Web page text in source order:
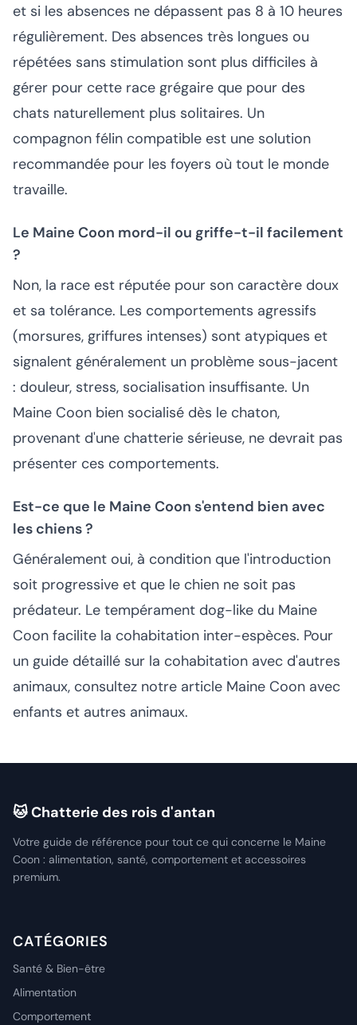
et si les absences ne dépassent pas 8 à 10 heures
régulièrement. Des absences très longues ou
répétées sans stimulation sont plus difficiles à
gérer pour cette race grégaire que pour des
chats naturellement plus solitaires. Un
compagnon félin compatible est une solution
recommandée pour les foyers où tout le monde
travaille.
Le Maine Coon mord-il ou griffe-t-il facilement
?
Non, la race est réputée pour son caractère doux
et sa tolérance. Les comportements agressifs
(morsures, griffures intenses) sont atypiques et
signalent généralement un problème sous-jacent
: douleur, stress, socialisation insuffisante. Un
Maine Coon bien socialisé dès le chaton,
provenant d'une chatterie sérieuse, ne devrait pas
présenter ces comportements.
Est-ce que le Maine Coon s'entend bien avec
les chiens ?
Généralement oui, à condition que l'introduction
soit progressive et que le chien ne soit pas
prédateur. Le tempérament dog-like du Maine
Coon facilite la cohabitation inter-espèces. Pour
un guide détaillé sur la cohabitation avec d'autres
animaux, consultez notre article Maine Coon avec
enfants et autres animaux.
🐱 Chatterie des rois d'antan
Votre guide de référence pour tout ce qui concerne le Maine
Coon : alimentation, santé, comportement et accessoires
premium.
CATÉGORIES
Santé & Bien-être
Alimentation
Comportement